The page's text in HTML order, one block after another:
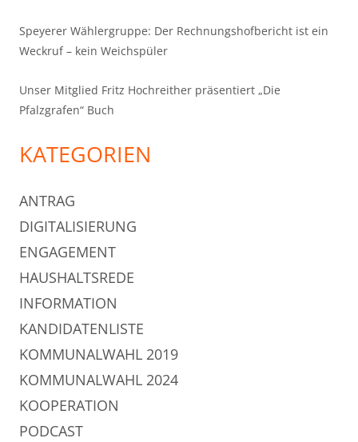
Speyerer Wählergruppe: Der Rechnungshofbericht ist ein
Weckruf – kein Weichspüler
Unser Mitglied Fritz Hochreither präsentiert „Die
Pfalzgrafen“ Buch
KATEGORIEN
ANTRAG
DIGITALISIERUNG
ENGAGEMENT
HAUSHALTSREDE
INFORMATION
KANDIDATENLISTE
KOMMUNALWAHL 2019
KOMMUNALWAHL 2024
KOOPERATION
PODCAST